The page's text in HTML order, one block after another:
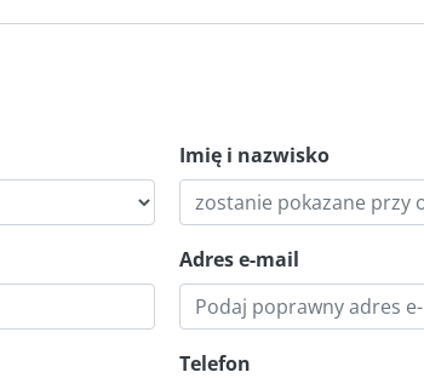
Imię i nazwisko
Adres e-mail
Telefon